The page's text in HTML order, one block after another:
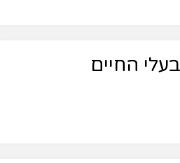
החיים